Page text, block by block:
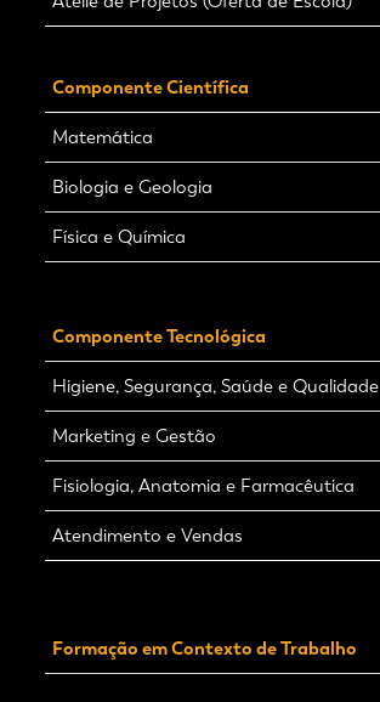
Componente Científica
Matemática
Biologia e Geologia
Física e Química
Componente Tecnológica
Higiene, Segurança, Saúde e Qualidade
Marketing e Gestão
Fisiologia, Anatomia e Farmacêutica
Atendimento e Vendas
Formação em Contexto de Trabalho